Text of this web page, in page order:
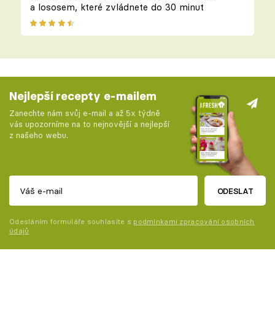
a lososem, které zvládnete do 30 minut
Nejlepší recepty e-mailem
Zanechte nám svůj e-mail a až 5x týdně
vás upozorníme na to nejnovější a nejlepší
z našeho webu.
ODESLAT
Odesláním formuláře souhlasíte s podmínkami zpracování osobních
údajů